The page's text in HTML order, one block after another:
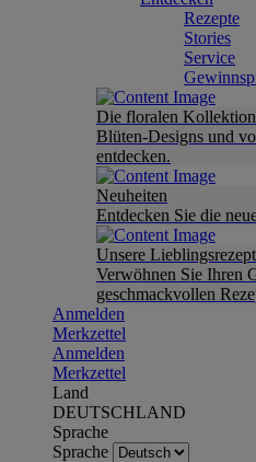
Rezepte
Stories
Service
Die floralen
Blüten-Designs und
entdecken.
Neuheiten
Entdecken Sie die
Unsere
Verwöhnen Sie Ihren
geschmackvollen
Anmelden
Merkzettel
Anmelden
Merkzettel
Land
DEUTSCHLAND
Sprache
Sprache